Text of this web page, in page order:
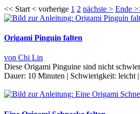
<< Start < vorherige 1 2 nächste > Ende
Origami Pinguin falten
von Chi Lin
Diese Origami Pinguine sind nicht
Dauer: 10 Minuten | Schwierigkeit: leicht |